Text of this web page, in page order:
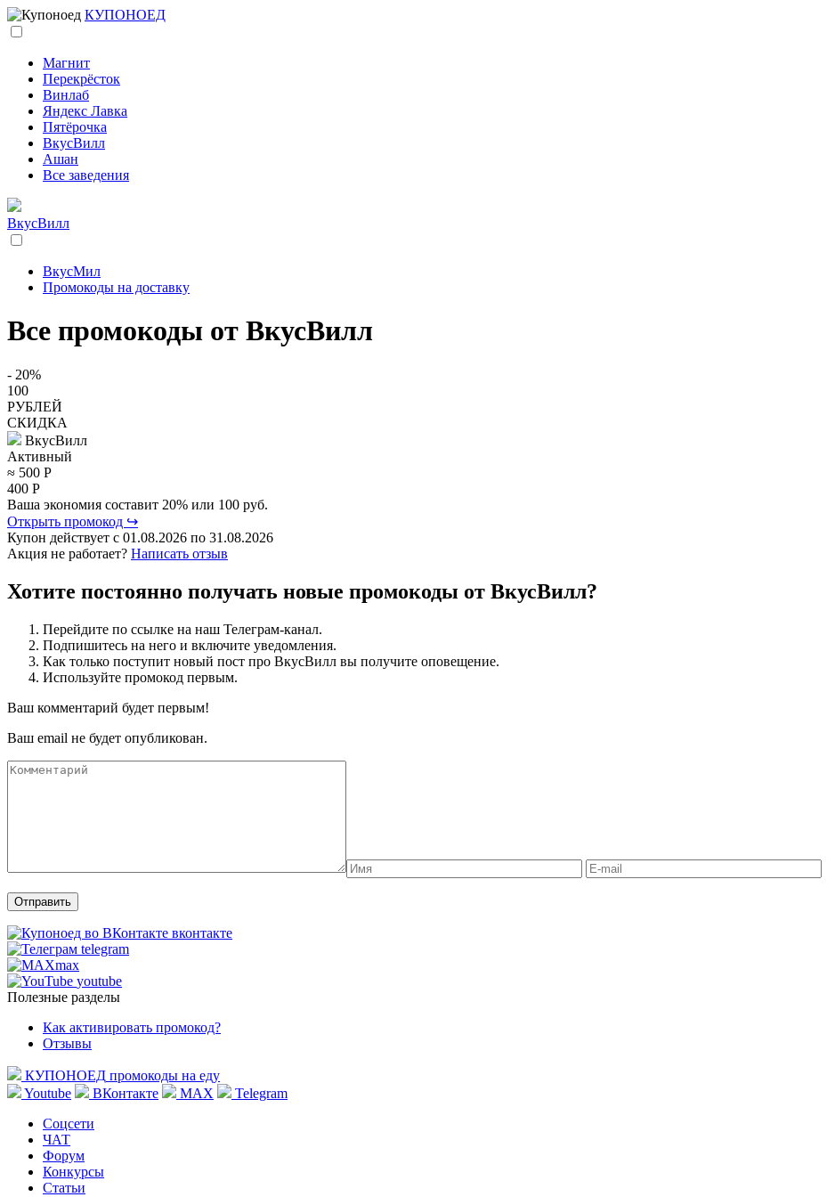
КУПОНОЕД
Магнит
Перекрёсток
Винлаб
Яндекс Лавка
Пятёрочка
ВкусВилл
Ашан
Все заведения
ВкусВилл
ВкусМил
Промокоды на доставку
Все промокоды от ВкусВилл
- 20%
100
РУБЛЕЙ
СКИДКА
ВкусВилл
Активный
≈ 500 Р
400 Р
Ваша экономия составит 20% или 100 руб.
Открыть промокод ↪
Купон действует с 01.08.2026 по 31.08.2026
Акция не работает? Написать отзыв
Хотите постоянно получать новые промокоды от ВкусВилл?
Перейдите по ссылке на наш Телеграм-канал.
Подпишитесь на него и включите уведомления.
Как только поступит новый пост про ВкусВилл вы получите оповещение.
Используйте промокод первым.
Ваш комментарий будет первым!
Ваш email не будет опубликован.
вконтакте
telegram
max
youtube
Полезные разделы
Как активировать промокод?
Отзывы
КУПОНОЕД промокоды на еду
Youtube
ВКонтакте MAX
Telegram
Соцсети
ЧАТ
Форум
Конкурсы
Статьи